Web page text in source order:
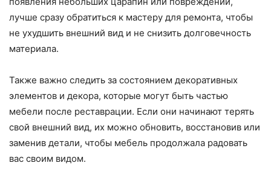
лучше сразу обратиться к мастеру для ремонта, чтобы
не ухудшить внешний вид и не снизить долговечность
материала.
Также важно следить за состоянием декоративных
элементов и декора, которые могут быть частью
мебели после реставрации. Если они начинают терять
свой внешний вид, их можно обновить, восстановив или
заменив детали, чтобы мебель продолжала радовать
вас своим видом.